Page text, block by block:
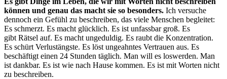
können und genau das macht sie so besonders. Ich versuche
dennoch ein Gefühl zu beschreiben, das viele Menschen begleitet:
Es schmerzt. Es macht glücklich. Es ist unfassbar groß. Es
gibt Rätsel auf. Es macht ungeduldig. Es raubt die Konzentration.
Es schürt Verlustängste. Es löst ungeahntes Vertrauen aus. Es
beschäftigt einen 24 Stunden täglich. Man will es loswerden. Man
ist dankbar. Es ist wie nach Hause kommen. Es ist mit Worten nicht
zu beschreiben.